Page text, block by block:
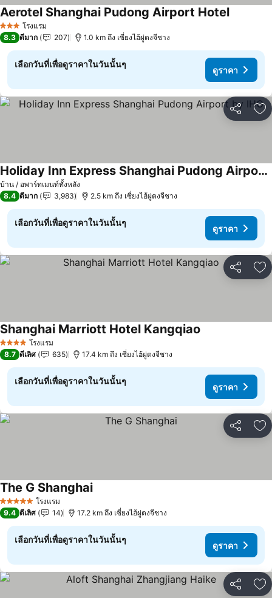
3 ดาว โรงแรม
Aerotel Shanghai Pudong Airport Hotel
8.3 ดีมาก 207 1.0 km ถึง เซี่ยงไฮ้ผู่ตงจีชาง
เลือกวันที่เพื่อดูราคาในวันนั้นๆ
ดูราคา
แชร์ เ
บ้าน / อพาร์ทเมนท์ทั้งหลัง
Holiday Inn Express Shanghai Pudong Airport by IHG
8.4 ดีมาก 3,983 2.5 km ถึง เซี่ยงไฮ้ผู่ตงจีชาง
เลือกวันที่เพื่อดูราคาในวันนั้นๆ
ดูราคา
แชร์ เ
4 ดาว โรงแรม
Shanghai Marriott Hotel Kangqiao
8.7 ดีเลิศ 635 17.4 km ถึง เซี่ยงไฮ้ผู่ตงจีชาง
เลือกวันที่เพื่อดูราคาในวันนั้นๆ
ดูราคา
แชร์ เ
5 ดาว โรงแรม
The G Shanghai
9.4 ดีเลิศ 14 17.2 km ถึง เซี่ยงไฮ้ผู่ตงจีชาง
เลือกวันที่เพื่อดูราคาในวันนั้นๆ
ดูราคา
แชร์ เ